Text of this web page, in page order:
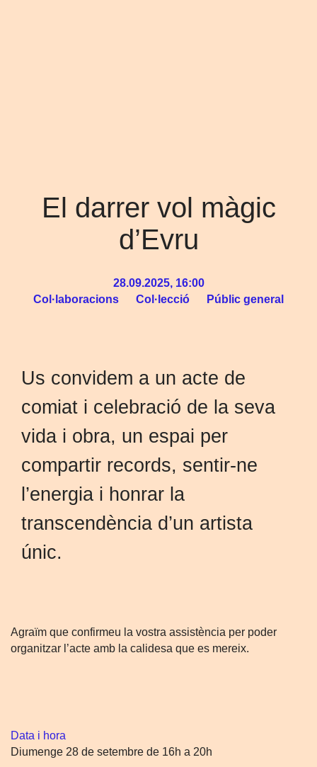
El darrer vol màgic
d’Evru
28.09.2025, 16:00
Col·laboracions
Col·lecció Públic general
Us convidem a un acte de
comiat i celebració de la seva
vida i obra, un espai per
compartir records, sentir-ne
l’energia i honrar la
transcendència d’un artista
únic.
Agraïm que confirmeu la vostra assistència per poder
organitzar l’acte amb la calidesa que es mereix.
Data i hora
Diumenge 28 de setembre de 16h a 20h